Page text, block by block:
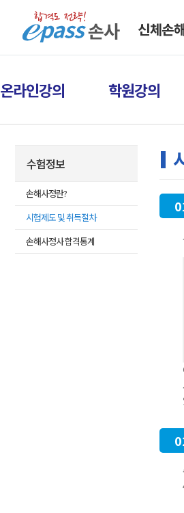
신체손
온라인강의 학원강의
수험정보
손해사정란?
시험제도 및 취득절차
손해사정사 합격통계